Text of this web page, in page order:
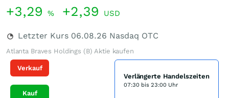
+3,29 % +2,39 USD
Letzter Kurs 06.08.26 Nasdaq OTC
Atlanta Braves Holdings (B) Aktie kaufen
Verkauf
Kauf
Verlängerte Handelszeiten
07:30 bis 23:00 Uhr